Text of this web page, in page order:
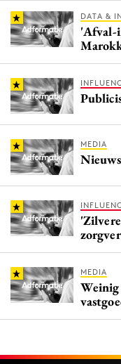
DATA &
'Afval-
MEDIA
MEDIA
Weinig